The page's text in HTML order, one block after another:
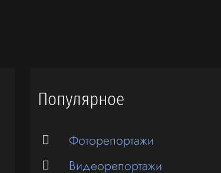
Популярное
Фоторепортажи
Видеорепортажи